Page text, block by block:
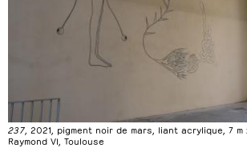
237 , 2021, pigment noir de mars, liant acrylique, 7 m
Raymond VI, Toulouse